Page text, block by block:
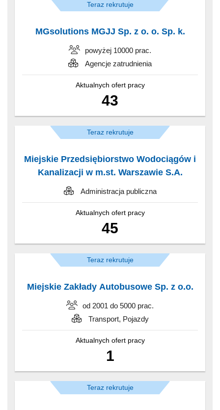
Teraz rekrutuje
MGsolutions MGJJ Sp. z o. o. Sp. k.
powyżej 10000 prac.
Agencje zatrudnienia
Aktualnych ofert pracy
43
Teraz rekrutuje
Miejskie Przedsiębiorstwo Wodociągów i
Kanalizacji w m.st. Warszawie S.A.
Administracja publiczna
Aktualnych ofert pracy
45
Teraz rekrutuje
Miejskie Zakłady Autobusowe Sp. z o.o.
od 2001 do 5000 prac.
Transport, Pojazdy
Aktualnych ofert pracy
1
Teraz rekrutuje